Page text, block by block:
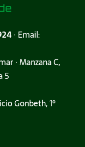
· Email:
· Manzana C,
5
Gonbeth, 1º